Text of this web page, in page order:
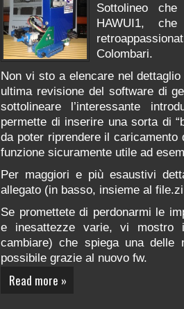
Sottolineo
HAWUI1,
Colombari.
Non vi sto a elencare nel
ultima revisione del software di
sottolineare l’interessante
permette di inserire una sorta di
da poter riprendere il
funzione sicuramente utile ad
Per maggiori e più esaustivi
allegato (in basso, insieme al
Se promettete di perdonarmi le
e inesattezze varie, vi mostro
cambiare) che spiega una delle
possibile grazie al nuovo fw.
Read more »